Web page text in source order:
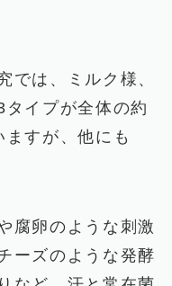
では、ミルク様、
イプが全体の約
すが、他にも
腐卵のような刺激
ーズのような発酵